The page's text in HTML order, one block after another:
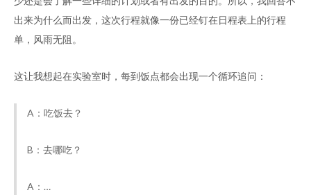
出来为什么而出发，这次行程就像一份已经钉在日程表上的行程
单，风雨无阻。
这让我想起在实验室时，每到饭点都会出现一个循环追问：
A：吃饭去？
B：去哪吃？
A：…